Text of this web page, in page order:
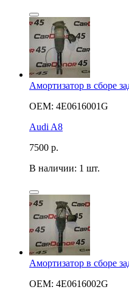
Амортизатор в сборе
OEM: 4E0616001G
Audi A8
7500 р.
В наличии: 1 шт.
Амортизатор в сборе
OEM: 4E0616002G